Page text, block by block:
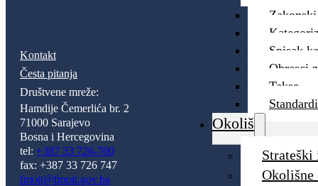
Spisak
Obrasci
Takse
Okoliš
Okolišne
Kontakt
Česta pitanja
Društvene mreže:
Hamdije Čemerlića br. 2
71000 Sarajevo
Bosna i Hercegovina
tel: +387 33 726-700
fax: +387 33 726 747
fmoit@fmoit.gov.ba